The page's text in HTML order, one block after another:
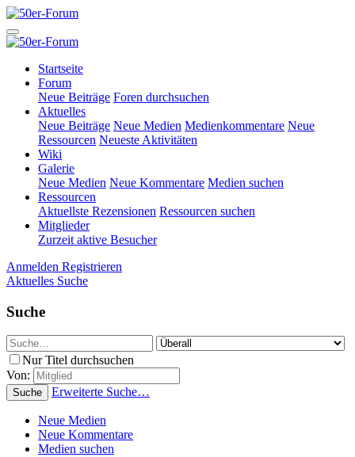
Startseite
Forum
Neue Beiträge Foren durchsuchen
Aktuelles
Neue Beiträge Neue Medien Medienkommentare Neue
Ressourcen Neueste Aktivitäten
Wiki
Galerie
Neue Medien Neue Kommentare Medien suchen
Ressourcen
Aktuellste Rezensionen Ressourcen suchen
Mitglieder
Zurzeit aktive Besucher
Anmelden Registrieren
Aktuelles Suche
Suche
Nur Titel durchsuchen
Von:
Suche Erweiterte Suche…
Neue Medien
Neue Kommentare
Medien suchen